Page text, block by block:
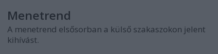
Menetrend
A menetrend elsősorban a külső szakaszokon jelent
kihívást.